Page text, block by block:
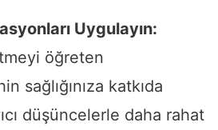
Uygulayın:
öğreten
sağlığınıza katkıda
düşüncelerle daha rahat